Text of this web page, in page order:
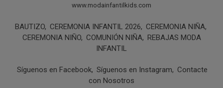
www.modainfantilkids.com
BAUTIZO CEREMONIA INFANTIL 2026
CEREMONIA NIÑA
CEREMONIA NIÑO COMUNIÓN NIÑA REBAJAS MODA
INFANTIL
Síguenos en Facebook Síguenos en Instagram
Contacte
con Nosotros